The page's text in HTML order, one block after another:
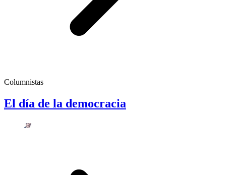
Columnistas
El día de la democracia